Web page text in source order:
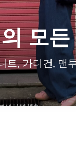
모든
트, 가디건, 맨